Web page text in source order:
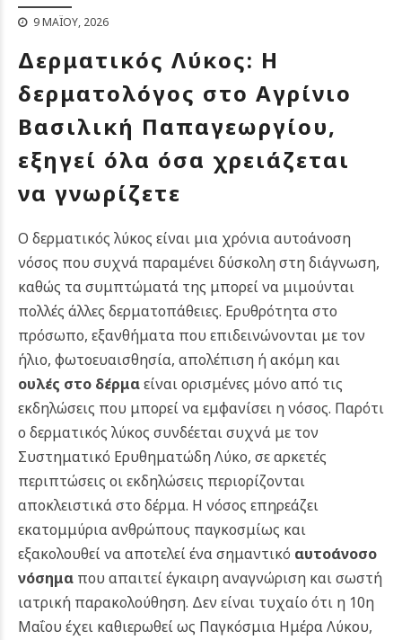
9 ΜΑΪ́ΟΥ, 2026
Δερματικός Λύκος: Η
δερματολόγος στο Αγρίνιο
Βασιλική Παπαγεωργίου,
εξηγεί όλα όσα χρειάζεται
να γνωρίζετε
Ο δερματικός λύκος είναι μια χρόνια αυτοάνοση
νόσος που συχνά παραμένει δύσκολη στη διάγνωση,
καθώς τα συμπτώματά της μπορεί να μιμούνται
πολλές άλλες δερματοπάθειες. Ερυθρότητα στο
πρόσωπο, εξανθήματα που επιδεινώνονται με τον
ήλιο, φωτοευαισθησία, απολέπιση ή ακόμη και
ουλές στο δέρμαείναι ορισμένες μόνο από τις
εκδηλώσεις που μπορεί να εμφανίσει η νόσος. Παρότι
ο δερματικός λύκος συνδέεται συχνά με τον
Συστηματικό Ερυθηματώδη Λύκο, σε αρκετές
περιπτώσεις οι εκδηλώσεις περιορίζονται
αποκλειστικά στο δέρμα. Η νόσος επηρεάζει
εκατομμύρια ανθρώπους παγκοσμίως και
εξακολουθεί να αποτελεί ένα σημαντικό αυτοάνοσο
νόσημα που απαιτεί έγκαιρη αναγνώριση και σωστή
ιατρική παρακολούθηση. Δεν είναι τυχαίο ότι η 10η
Μαΐου έχει καθιερωθεί ως Παγκόσμια Ημέρα Λύκου,